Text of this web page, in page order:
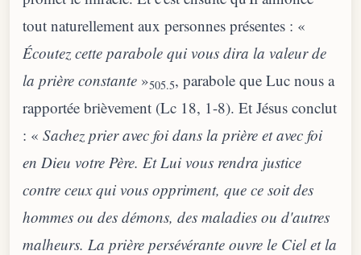
tout naturellement aux personnes présentes : «
Écoutez cette parabole qui vous dira la valeur de
la prière constante »505.5, parabole que Luc nous a
rapportée brièvement (Lc 18, 1-8). Et Jésus conclut
: « Sachez prier avec foi dans la prière et avec foi
en Dieu votre Père. Et Lui vous rendra justice
contre ceux qui vous oppriment, que ce soit des
hommes ou des démons, des maladies ou d'autres
malheurs. La prière persévérante ouvre le Ciel et la